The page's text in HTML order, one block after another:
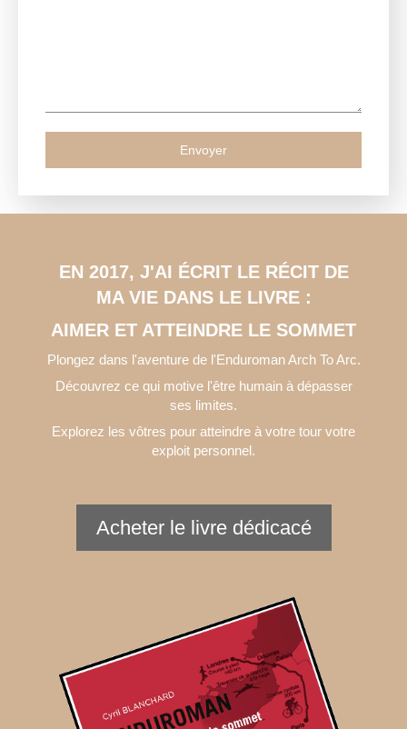
Envoyer
EN 2017, J'AI ÉCRIT LE RÉCIT DE
MA VIE DANS LE LIVRE :
AIMER ET ATTEINDRE LE SOMMET
Plongez dans l'aventure de l'Enduroman Arch To Arc.
Découvrez ce qui motive l'être humain à dépasser
ses limites.
Explorez les vôtres pour atteindre à votre tour votre
exploit personnel.
Acheter le livre dédicacé